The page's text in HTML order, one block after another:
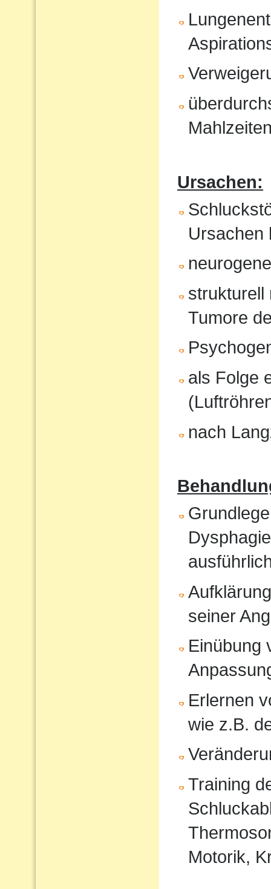
Ursachen:
Ursachen
strukturell
Tumore
als Folge
nach
seiner
Einübung
Erlernen
wie z.B.
Training
Motorik,